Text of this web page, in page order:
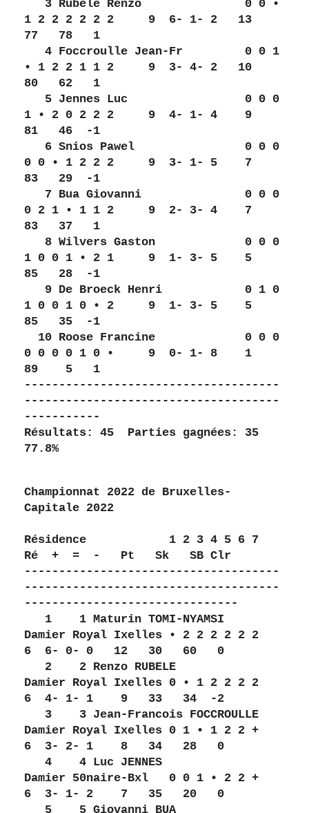
1 2 2 2 2 2 2     9  6- 1- 2   13
77   78   1
• 1 2 2 1 1 2     9  3- 4- 2   10
80   62   1
1 • 2 0 2 2 2     9  4- 1- 4    9
81   46  -1
0 0 • 1 2 2 2     9  3- 1- 5    7
83   29  -1
0 2 1 • 1 1 2     9  2- 3- 4    7
83   37   1
1 0 0 1 • 2 1     9  1- 3- 5    5
85   28  -1
1 0 0 1 0 • 2     9  1- 3- 5    5
85   35  -1
0 0 0 0 1 0 •     9  0- 1- 8    1
89    5   1
-------------------------------------
-------------------------------------
-----------
Résultats: 45  Parties gagnées: 35
77.8%
Championnat 2022 de Bruxelles-
Capitale 2022
Résidence            1 2 3 4 5 6 7
Ré  +  =  -   Pt   Sk   SB Clr
-------------------------------------
-------------------------------------
-------------------------------
Damier Royal Ixelles • 2 2 2 2 2 2
6  6- 0- 0   12   30   60   0
Damier Royal Ixelles 0 • 1 2 2 2 2
6  4- 1- 1    9   33   34  -2
Damier Royal Ixelles 0 1 • 1 2 2 +
6  3- 2- 1    8   34   28   0
Damier 50naire-Bxl   0 0 1 • 2 2 +
6  3- 1- 2    7   35   20   0